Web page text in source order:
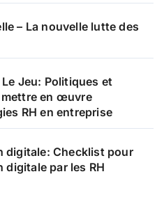
– La nouvelle lutte des
Jeu: Politiques et
en œuvre
RH en entreprise
digitale: Checklist pour
par les RH